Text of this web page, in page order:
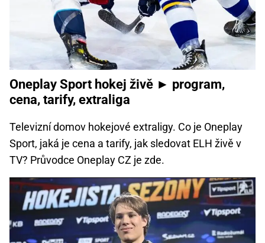
Oneplay Sport hokej živě ► program,
cena, tarify, extraliga
Televizní domov hokejové extraligy. Co je Oneplay
Sport, jaká je cena a tarify, jak sledovat ELH živě v
TV? Průvodce Oneplay CZ je zde.